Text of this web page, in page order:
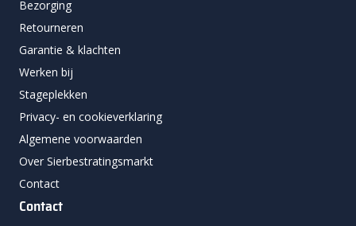
Bezorging
Retourneren
Garantie & klachten
Werken bij
Stageplekken
Privacy- en cookieverklaring
Algemene voorwaarden
Over Sierbestratingsmarkt
Contact
Contact